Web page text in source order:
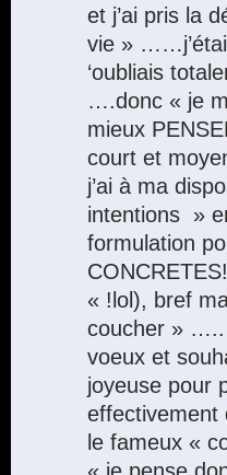
et j’ai pris la
vie »
‘oubliais
….donc « je
mieux
court et
j’ai à ma
intentions »
formulation
« !lol), bref
coucher » …..
voeux et
joyeuse pour
effectivement
le fameux «